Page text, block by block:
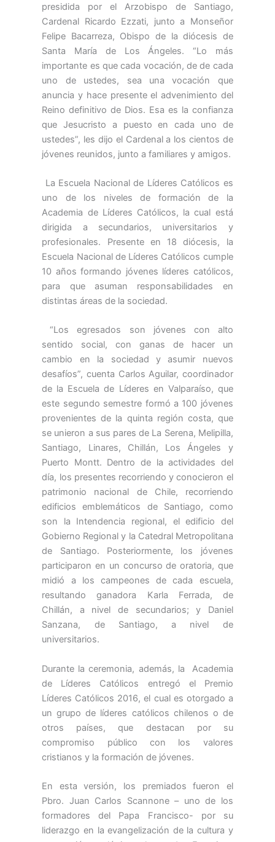
presidida por el Arzobispo de Santiago,
Cardenal Ricardo Ezzati, junto a Monseñor
Felipe Bacarreza, Obispo de la diócesis de
Santa María de Los Ángeles. “Lo más
importante es que cada vocación, de de cada
uno de ustedes, sea una vocación que
anuncia y hace presente el advenimiento del
Reino definitivo de Dios. Esa es la confianza
que Jesucristo a puesto en cada uno de
ustedes”, les dijo el Cardenal a los cientos de
jóvenes reunidos, junto a familiares y amigos.
La Escuela Nacional de Líderes Católicos es
uno de los niveles de formación de la
Academia de Líderes Católicos, la cual está
dirigida a secundarios, universitarios y
profesionales. Presente en 18 diócesis, la
Escuela Nacional de Líderes Católicos cumple
10 años formando jóvenes líderes católicos,
para que asuman responsabilidades en
distintas áreas de la sociedad.
“Los egresados son jóvenes con alto
sentido social, con ganas de hacer un
cambio en la sociedad y asumir nuevos
desafíos”, cuenta Carlos Aguilar, coordinador
de la Escuela de Líderes en Valparaíso, que
este segundo semestre formó a 100 jóvenes
provenientes de la quinta región costa, que
se unieron a sus pares de La Serena, Melipilla,
Santiago, Linares, Chillán, Los Ángeles y
Puerto Montt. Dentro de la actividades del
día, los presentes recorriendo y conocieron el
patrimonio nacional de Chile, recorriendo
edificios emblemáticos de Santiago, como
son la Intendencia regional, el edificio del
Gobierno Regional y la Catedral Metropolitana
de Santiago. Posteriormente, los jóvenes
participaron en un concurso de oratoria, que
midió a los campeones de cada escuela,
resultando ganadora Karla Ferrada, de
Chillán, a nivel de secundarios; y Daniel
Sanzana, de Santiago, a nivel de
universitarios.
Durante la ceremonia, además, la Academia
de Líderes Católicos entregó el Premio
Líderes Católicos 2016, el cual es otorgado a
un grupo de líderes católicos chilenos o de
otros países, que destacan por su
compromiso público con los valores
cristianos y la formación de jóvenes.
En esta versión, los premiados fueron el
Pbro. Juan Carlos Scannone – uno de los
formadores del Papa Francisco- por su
liderazgo en la evangelización de la cultura y